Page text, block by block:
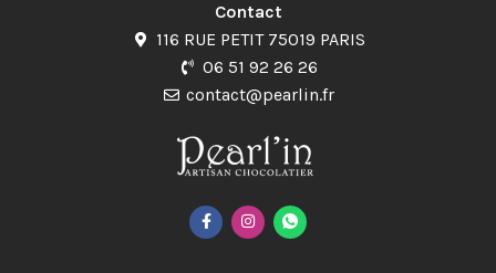
Contact
116 RUE PETIT 75019 PARIS
06 51 92 26 26
contact@pearlin.fr